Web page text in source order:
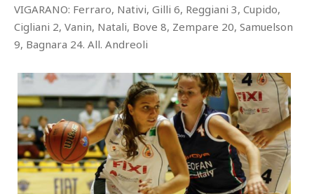
VIGARANO: Ferraro, Nativi, Gilli 6, Reggiani 3, Cupido,
Cigliani 2, Vanin, Natali, Bove 8, Zempare 20, Samuelson
9, Bagnara 24. All. Andreoli